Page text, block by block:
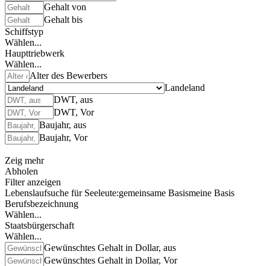
Gehalt von
Gehalt bis
Schiffstyp
Wählen...
Haupttriebwerk
Wählen...
Alter des Bewerbers
Landeland
DWT, aus
DWT, Vor
Baujahr, aus
Baujahr, Vor
Zeig mehr
Abholen
Filter anzeigen
Lebenslaufsuche für Seeleute:gemeinsame Basismeine Basis
Berufsbezeichnung
Wählen...
Staatsbürgerschaft
Wählen...
Gewünschtes Gehalt in Dollar, aus
Gewünschtes Gehalt in Dollar, Vor